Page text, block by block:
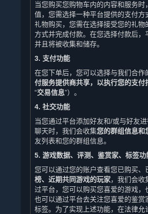
当您购买您购物车内的内容和服务
值，您需选择一种平台提供的支付
礼物购买，您需在选择接受您的礼
方式并完成付款。在您选择付款后，
并且将被收集和储存。
3. 支付功能
在您下单后，您可以选择与我们合作
付服务提供商共享，以执行您的支付
“交易信息”）。
4. 社交功能
当您通过平台添加好友和/或与好友进
聊天时，我们会收集您的群组信息和
友列表和您的群组信息。
5. 游戏数据、评测、鉴赏家、标签功
您可以通过您的账户查看您已购买
榜、近期共同游戏的玩家，我们会收
过平台，您可以购买您喜爱的游戏，
也可以通过平台去关注您喜爱的鉴
标签。为了实现上述功能，在法律